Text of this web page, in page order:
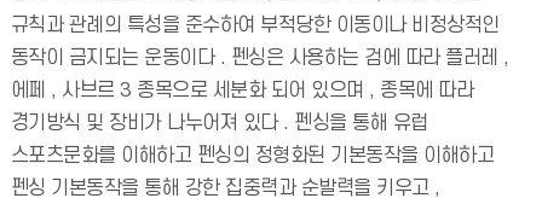
규칙과 관례의 특성을 준수하여 부적당한 이동이나 비정상적인
동작이 금지되는 운동이다 . 펜싱은 사용하는 검에 따라 플러레 ,
에페 , 사브르 3 종목으로 세분화 되어 있으며 , 종목에 따라
경기방식 및 장비가 나누어져 있다 . 펜싱을 통해 유럽
스포츠문화를 이해하고 펜싱의 정형화된 기본동작을 이해하고
펜싱 기본동작을 통해 강한 집중력과 순발력을 키우고 ,